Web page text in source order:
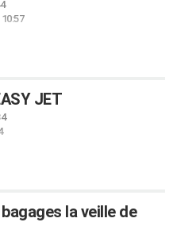
JET
la veille de